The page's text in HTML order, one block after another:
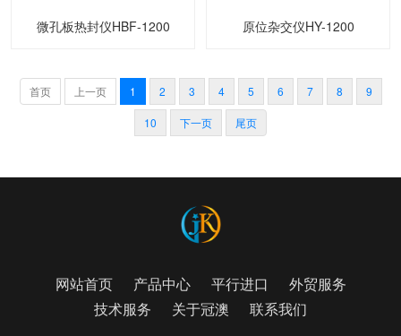
微孔板热封仪HBF-1200 原位杂交仪HY-1200
首页 上一页 1 2 3 4 5 6 7 8 9
10 下一页 尾页
网站首页 产品中心 平行进口
外贸服务
技术服务
关于冠澳 联系我们